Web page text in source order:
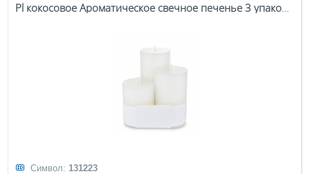
Pl кокосовое Ароматическое свечное печенье 3 упаковки
Символ: 131223